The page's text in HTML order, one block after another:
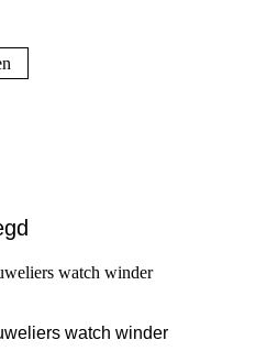
watch winder